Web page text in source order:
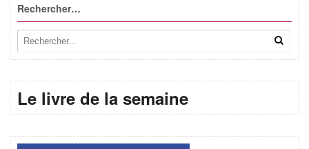
Rechercher…
Le livre de la semaine